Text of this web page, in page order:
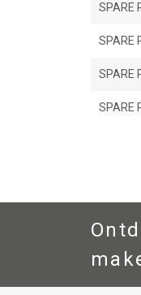
SPARE
SPARE
SPARE
SPARE